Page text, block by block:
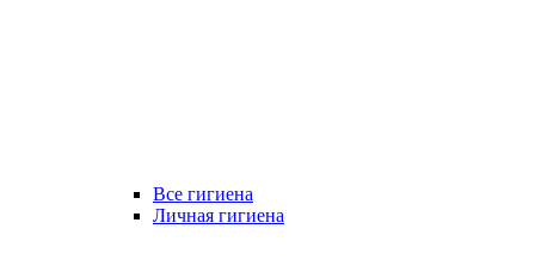
Все гигиена
Личная гигиена